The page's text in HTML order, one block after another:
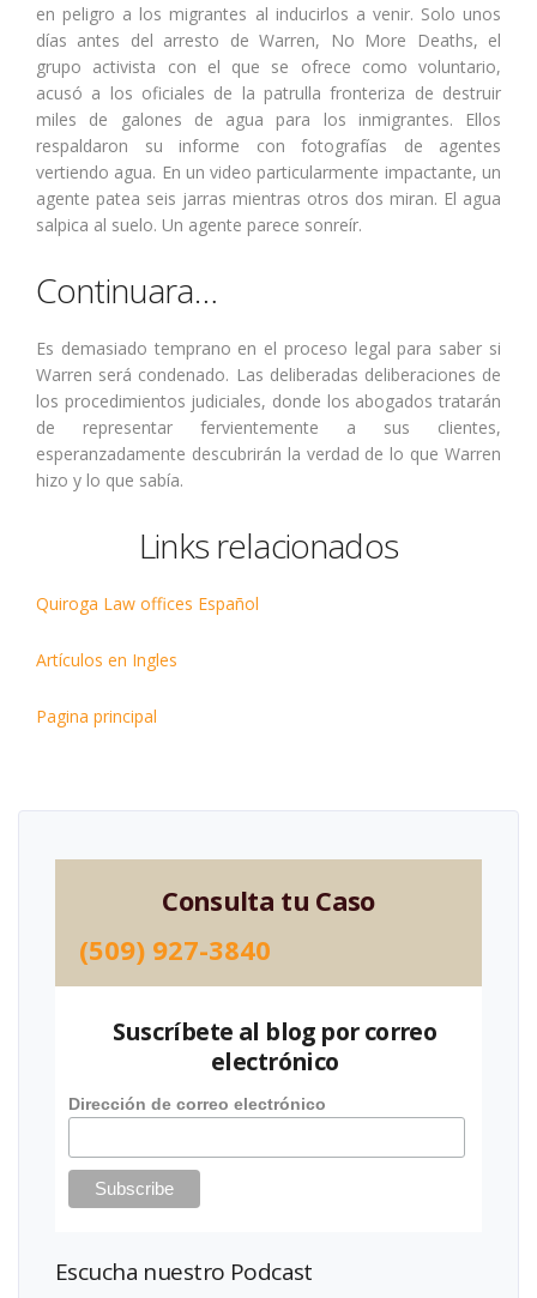
en peligro a los migrantes al inducirlos a venir. Solo unos
días antes del arresto de Warren, No More Deaths, el
grupo activista con el que se ofrece como voluntario,
acusó a los oficiales de la patrulla fronteriza de destruir
miles de galones de agua para los inmigrantes. Ellos
respaldaron su informe con fotografías de agentes
vertiendo agua. En un video particularmente impactante, un
agente patea seis jarras mientras otros dos miran. El agua
salpica al suelo. Un agente parece sonreír.
Continuara…
Es demasiado temprano en el proceso legal para saber si
Warren será condenado. Las deliberadas deliberaciones de
los procedimientos judiciales, donde los abogados tratarán
de representar fervientemente a sus clientes,
esperanzadamente descubrirán la verdad de lo que Warren
hizo y lo que sabía.
Links relacionados
Quiroga Law offices Español
Artículos en Ingles
Pagina principal
Consulta tu Caso
(509) 927-3840
Suscríbete al blog por correo
electrónico
Dirección de correo electrónico
Escucha nuestro Podcast